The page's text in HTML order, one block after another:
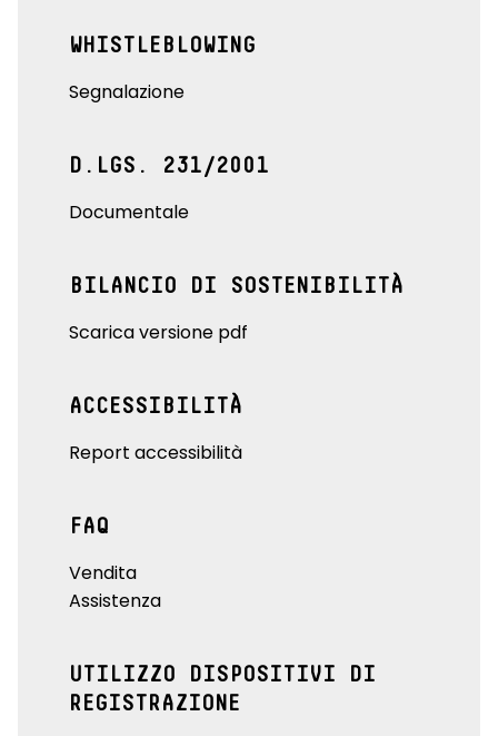
WHISTLEBLOWING
Segnalazione
D.LGS. 231/2001
Documentale
BILANCIO DI SOSTENIBILITÀ
Scarica versione pdf
ACCESSIBILITÀ
Report accessibilità
FAQ
Vendita
Assistenza
UTILIZZO DISPOSITIVI DI
REGISTRAZIONE